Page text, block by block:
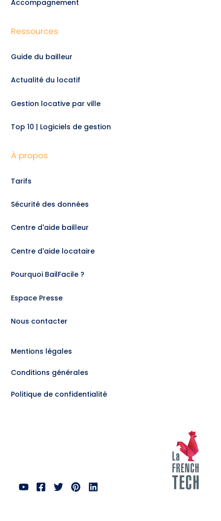
Accompagnement
Ressources
Guide du bailleur
Actualité du locatif
Gestion locative par ville
Top 10 | Logiciels de gestion
À propos
Tarifs
Sécurité des données
Centre d'aide bailleur
Centre d'aide locataire
Pourquoi BailFacile ?
Espace Presse
Nous contacter
Mentions légales
Conditions générales
Politique de confidentialité